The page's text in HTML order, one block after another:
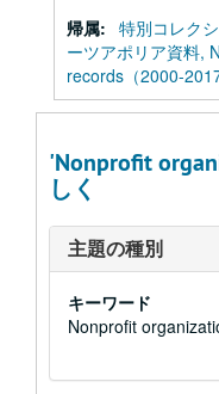
帰属: 特別コレク
ーツアポリア資料,
records（2000-
'Nonprofit
しく
主題の種別
キーワード
Nonprofit